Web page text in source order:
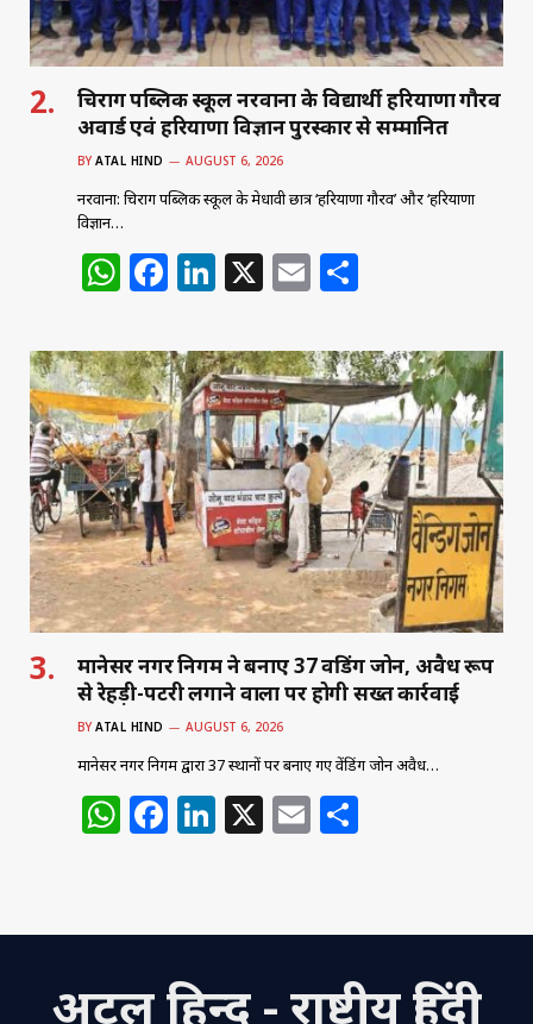
चिराग पब्लिक स्कूल नरवाना के विद्यार्थी हरियाणा गौरव
अवार्ड एवं हरियाणा विज्ञान पुरस्कार से सम्मानित
BY ATAL HIND AUGUST 6, 2026
नरवाना: चिराग पब्लिक स्कूल के मेधावी छात्र ‘हरियाणा गौरव’ और ‘हरियाणा
विज्ञान…
W
at
s
A
p
p
F
c
e
b
o
o
k
Li
k
e
dI
n
X E
ai
l
ar
e
मानेसर नगर निगम ने बनाए 37 वेंडिंग जोन, अवैध रूप
से रेहड़ी-पटरी लगाने वालों पर होगी सख्त कार्रवाई
BY ATAL HIND AUGUST 6, 2026
मानेसर नगर निगम द्वारा 37 स्थानों पर बनाए गए वेंडिंग जोन अवैध…
W
s
p
F
e
o
Li
e
n
X E
l e
अटल हिन्द - राष्ट्रीय हिंदी